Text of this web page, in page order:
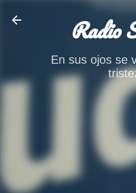
Radio
En sus ojos se